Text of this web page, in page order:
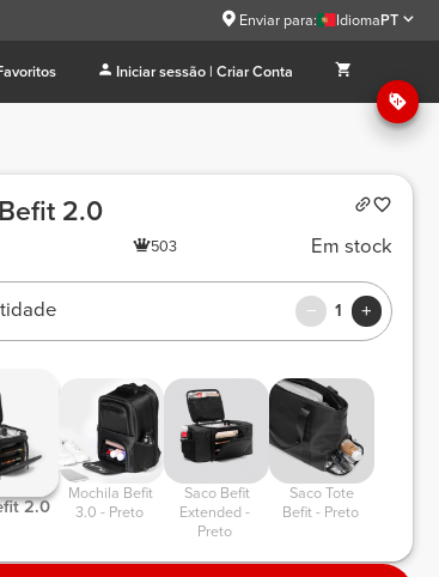
Enviar para: IdiomaPT
Iniciar sessão | Criar Conta
2.0
503 Em stock
1
2.0
3.0 - Preto
Extended -
Preto
Saco Tote
Befit - Preto